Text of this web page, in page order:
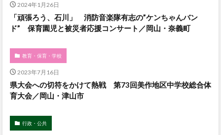
2024年1月26日
「頑張ろう、石川」 消防音楽隊有志の”ケンちゃんバン
ド” 保育園児と被災者応援コンサート／岡山・奈義町
教育・保育・学校
2023年7月16日
県大会への切符をかけて熱戦 第73回美作地区中学校総合体
育大会／岡山・津山市
行政・公共